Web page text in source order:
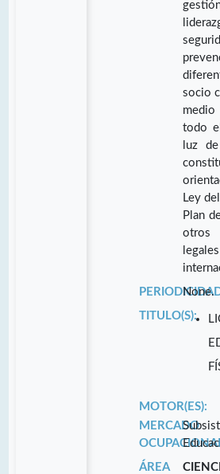
socio
todo
luz
Ley del
Plan
None.
TITULO(S):
MOTOR(ES):
MERCADO
ÁREA